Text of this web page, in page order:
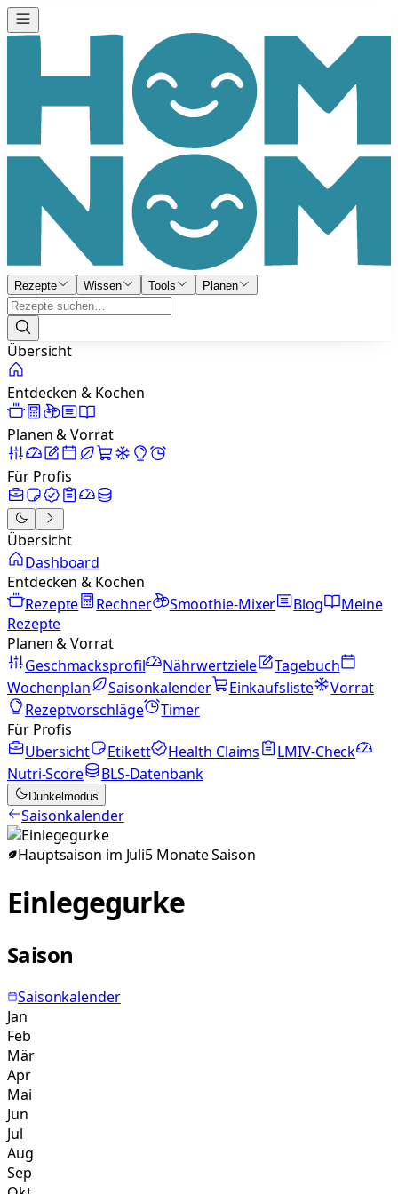
Rezepte Wissen Tools Planen
Übersicht
Entdecken & Kochen
Planen & Vorrat
Für Profis
Übersicht
Dashboard
Entdecken & Kochen
Rezepte
Rechner Smoothie-Mixer Blog
Meine
Rezepte
Planen & Vorrat
Geschmacksprofil
Nährwertziele
Tagebuch
Wochenplan
Saisonkalender Einkaufsliste
Vorrat
Rezeptvorschläge
Timer
Für Profis
Übersicht
Etikett Health Claims
LMIV-Check
Nutri-Score
BLS-Datenbank
Dunkelmodus
Saisonkalender
Hauptsaison im Juli5 MonateSaison
Einlegegurke
Saison
Saisonkalender
Jan
Feb
Mär
Apr
Mai
Jun
Jul
Aug
Sep